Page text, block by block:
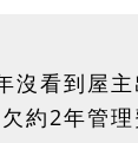
沒看到屋
約2年管